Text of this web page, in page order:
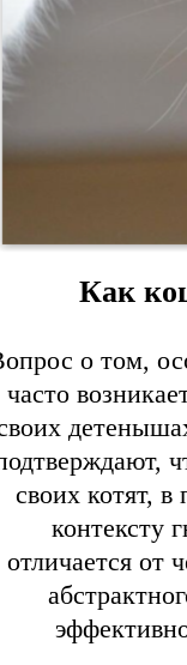
Как
о том,
часто
своих котят,
контексту
отличается от